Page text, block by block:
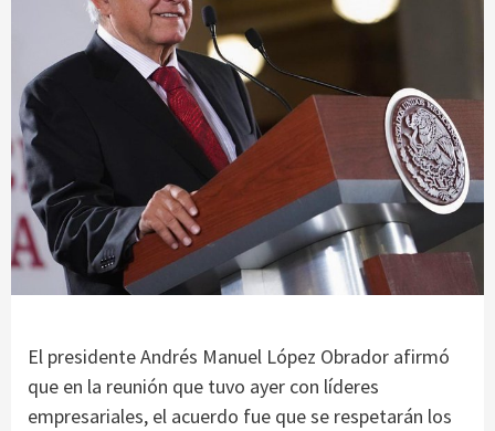
El presidente Andrés Manuel López Obrador afirmó
que en la reunión que tuvo ayer con líderes
empresariales, el acuerdo fue que se respetarán los